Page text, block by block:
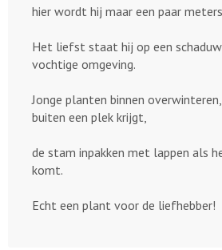
hier wordt hij maar een paar
Het liefst staat hij op een
vochtige omgeving.
Jonge planten binnen
buiten een plek krijgt,
de stam inpakken met lappen als
komt.
Echt een plant voor de liefhebber!